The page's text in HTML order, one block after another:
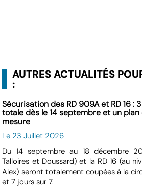
AUTRES ACTUALITÉS
:
Sécurisation des RD 909A et RD 16 :
totale dès le 14 septembre et un
mesure
Le 23 Juillet 2026
Du 14 septembre au 18 décembre
Talloires et Doussard) et la RD 16 (au
Alex) seront totalement coupées à la
et 7 jours sur 7.